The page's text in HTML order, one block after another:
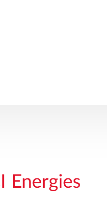
Energies